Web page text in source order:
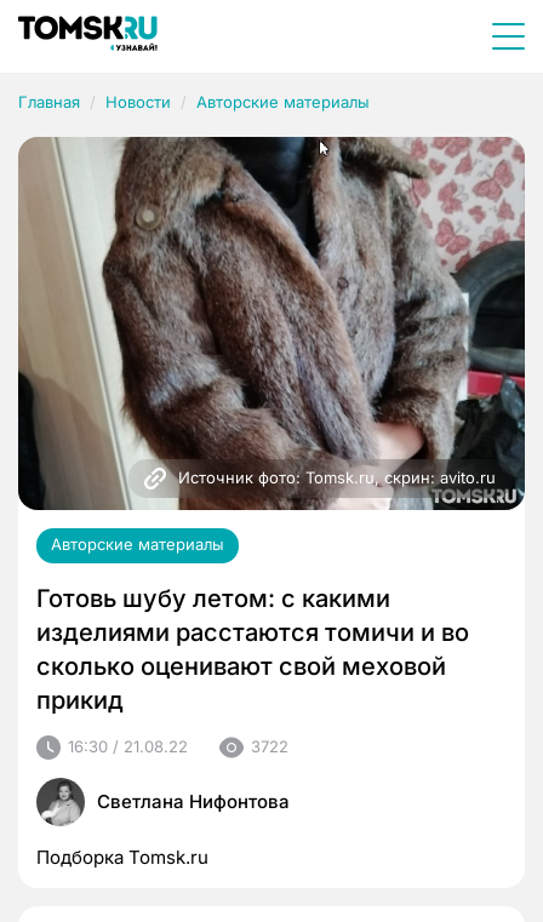
Главная Новости Авторские материалы
Источник фото: Tomsk.ru, скрин: avito.ru
Авторские материалы
Готовь шубу летом: с какими
изделиями расстаются томичи и во
сколько оценивают свой меховой
прикид
16:30 / 21.08.22 3722
Светлана Нифонтова
Подборка Tomsk.ru